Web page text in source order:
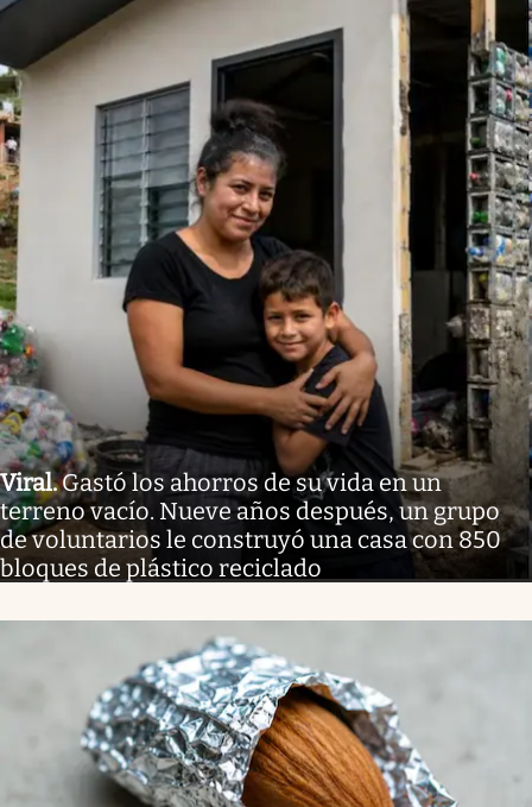
Viral.Gastó los ahorros de su vida en un
terreno vacío. Nueve años después, un grupo
de voluntarios le construyó una casa con 850
bloques de plástico reciclado